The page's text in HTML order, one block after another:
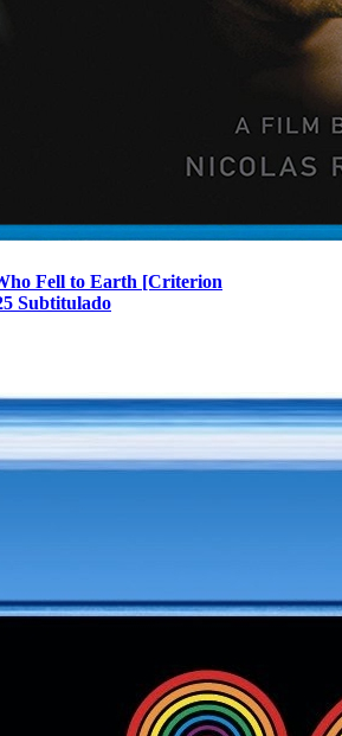
Fell to Earth [Criterion
Subtitulado